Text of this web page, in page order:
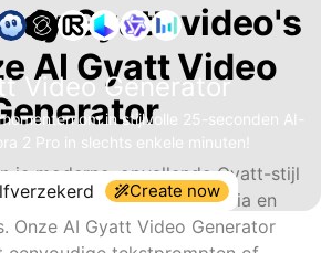
Video Generator
om in stijlvolle 25-seconden AI-
2 Pro in slechts enkele minuten!
Create now
Gyatt-video's
AI Gyatt Video
je moderne, opvallende Gyatt-stijl
voor sociale media en
Onze AI Gyatt Video Generator